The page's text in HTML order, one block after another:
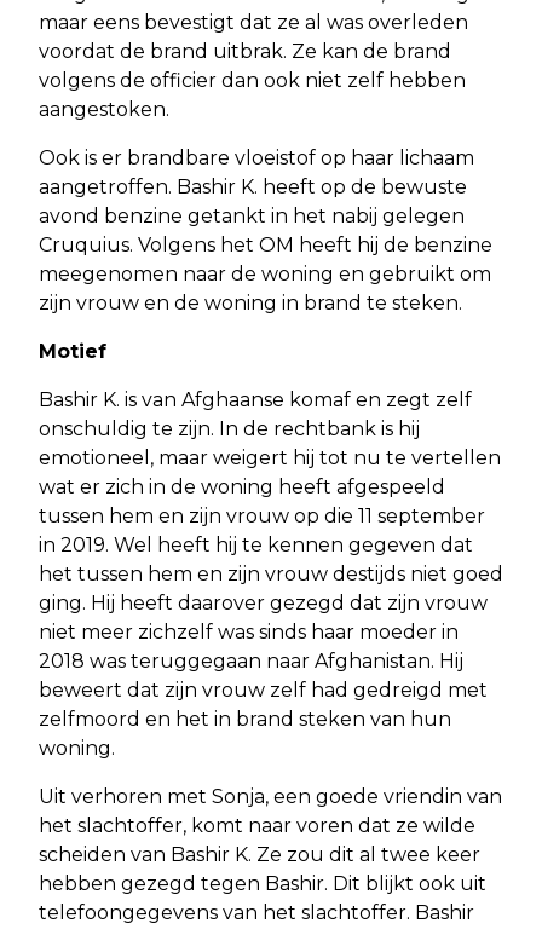
maar eens bevestigt dat ze al was overleden
voordat de brand uitbrak. Ze kan de brand
volgens de officier dan ook niet zelf hebben
aangestoken.
Ook is er brandbare vloeistof op haar lichaam
aangetroffen. Bashir K. heeft op de bewuste
avond benzine getankt in het nabij gelegen
Cruquius. Volgens het OM heeft hij de benzine
meegenomen naar de woning en gebruikt om
zijn vrouw en de woning in brand te steken.
Motief
Bashir K. is van Afghaanse komaf en zegt zelf
onschuldig te zijn. In de rechtbank is hij
emotioneel, maar weigert hij tot nu te vertellen
wat er zich in de woning heeft afgespeeld
tussen hem en zijn vrouw op die 11 september
in 2019. Wel heeft hij te kennen gegeven dat
het tussen hem en zijn vrouw destijds niet goed
ging. Hij heeft daarover gezegd dat zijn vrouw
niet meer zichzelf was sinds haar moeder in
2018 was teruggegaan naar Afghanistan. Hij
beweert dat zijn vrouw zelf had gedreigd met
zelfmoord en het in brand steken van hun
woning.
Uit verhoren met Sonja, een goede vriendin van
het slachtoffer, komt naar voren dat ze wilde
scheiden van Bashir K. Ze zou dit al twee keer
hebben gezegd tegen Bashir. Dit blijkt ook uit
telefoongegevens van het slachtoffer. Bashir